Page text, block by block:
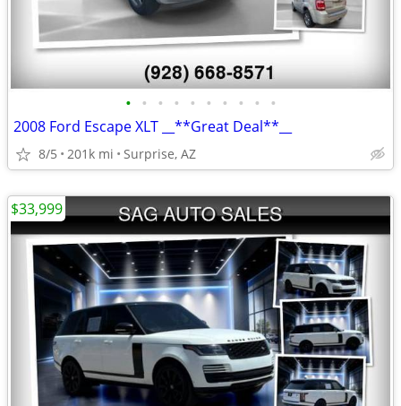
• • • • • • • • • •
2008 Ford Escape XLT __**Great Deal**__
8/5 201k mi Surprise, AZ
$33,999